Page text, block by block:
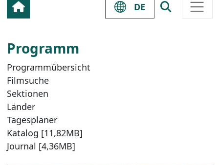
DE
Programm
Programmübersicht
Filmsuche
Sektionen
Länder
Tagesplaner
Katalog [11,82MB]
Journal [4,36MB]